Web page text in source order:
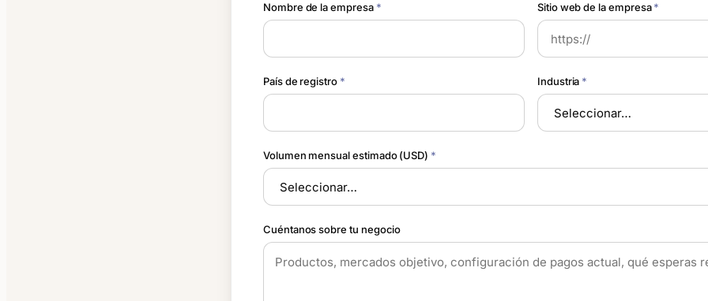
Nombre de la empresa* Sitio web de la empresa*
País de registro* Industria *
Volumen mensual estimado (USD) *
Cuéntanos sobre tu negocio